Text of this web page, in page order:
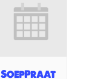
SoepPraat